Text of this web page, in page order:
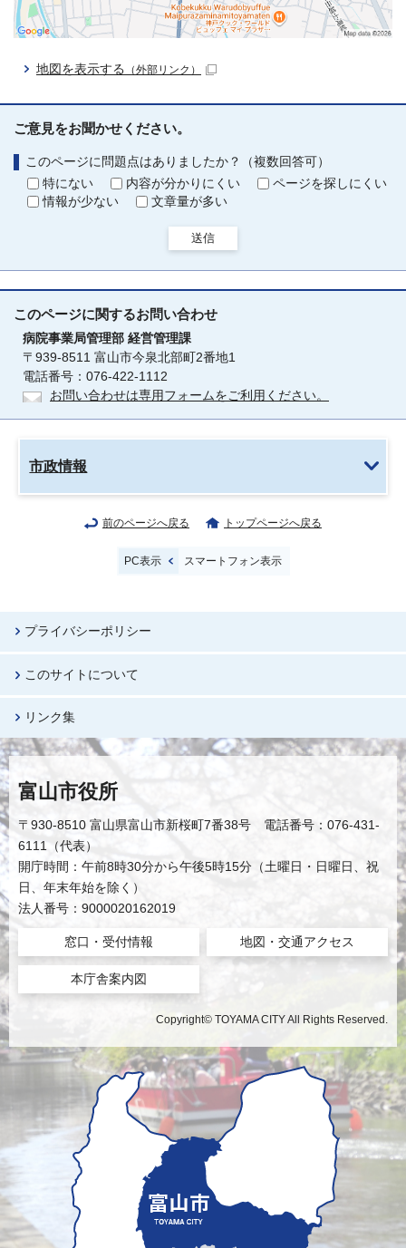
地図を表示する （外部リンク）
ご意見をお聞かせください。
このページに問題点はありましたか？（複数回答可）
特にない
内容が分かりにくい
ページを探しにくい
情報が少ない
文章量が多い
送信
このページに関するお問い合わせ
病院事業局管理部 経営管理課
〒939-8511 富山市今泉北部町2番地1
電話番号：076-422-1112
お問い合わせは専用フォームをご利用ください。
市政情報
前のページへ戻る トップページへ戻る
PC表示 スマートフォン表示
プライバシーポリシー
このサイトについて
リンク集
富山市役所
〒930-8510 富山県富山市新桜町7番38号 電話番号：076-431-
6111（代表）
開庁時間：午前8時30分から午後5時15分（土曜日・日曜日、祝
日、年末年始を除く）
法人番号：9000020162019
窓口・受付情報 地図・交通アクセス
本庁舎案内図
Copyright© TOYAMA CITY All Rights Reserved.